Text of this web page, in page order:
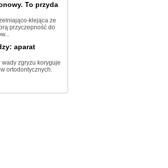
To przyda
klejąca ze
przyczepność do
aparat
wady zgryzu koryguje
ortodontycznych.